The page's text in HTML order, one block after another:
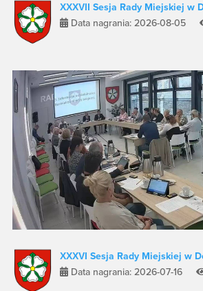
XXXVII Sesja Rady Miejskiej w
Data nagrania: 2026-08-05
XXXVI Sesja Rady Miejskiej w
Data nagrania: 2026-07-16